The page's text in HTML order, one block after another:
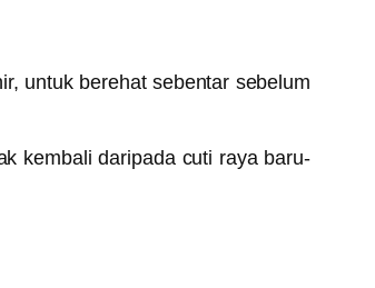
untuk berehat sebentar sebelum
kembali daripada cuti raya baru-